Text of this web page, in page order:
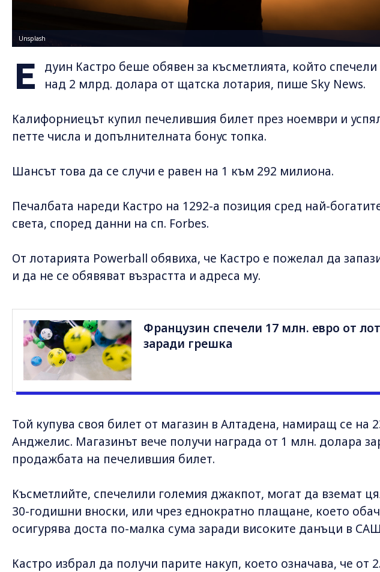
Unsplash
Е
дуин Кастро беше обявен за късметлията, който
над 2 млрд. долара от щатска лотария, пише Sky News.
Калифорниецът купил печелившия билет през ноември и
петте числа и допълнителната бонус топка.
Шансът това да се случи е равен на 1 към 292 милиона.
Печалбата нареди Кастро на 1292-а позиция сред най-
света, според данни на сп. Forbes.
От лотарията Powerball обявиха, че Кастро е пожелал да
и да не се обявяват възрастта и адреса му.
Французин спечели 17 млн. евро от
заради грешка
Той купува своя билет от магазин в Алтадена, намиращ се на
Анджелис. Магазинът вече получи награда от 1 млн. долара
продажбата на печелившия билет.
Късметлийте, спечелили големия джакпот, могат да вземат
30-годишни вноски, или чрез еднократно плащане, което
осигурява доста по-малка сума заради високите данъци в
Кастро избрал да получи парите накуп, което означава, че от